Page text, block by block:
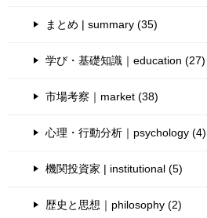
まとめ | summary (35)
学び・基礎知識｜education (27)
市場考察｜market (38)
心理・行動分析｜psychology (4)
機関投資家 | institutional (5)
歴史と思想｜philosophy (2)